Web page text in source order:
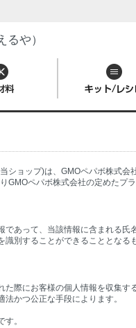
や）
ショップ)は、 GMOペパボ株式会
GMOペパボ株式会社の定めたプ
であって、当該情報に含まれる
別することができることとなる
際にお客様の個人情報を収集す
かつ公正な手段によります。
。